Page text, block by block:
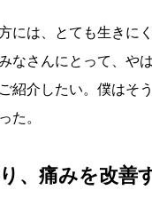
には、とても生きに
なさんにとって、や
紹介したい。僕はそ
た。
、痛みを改善